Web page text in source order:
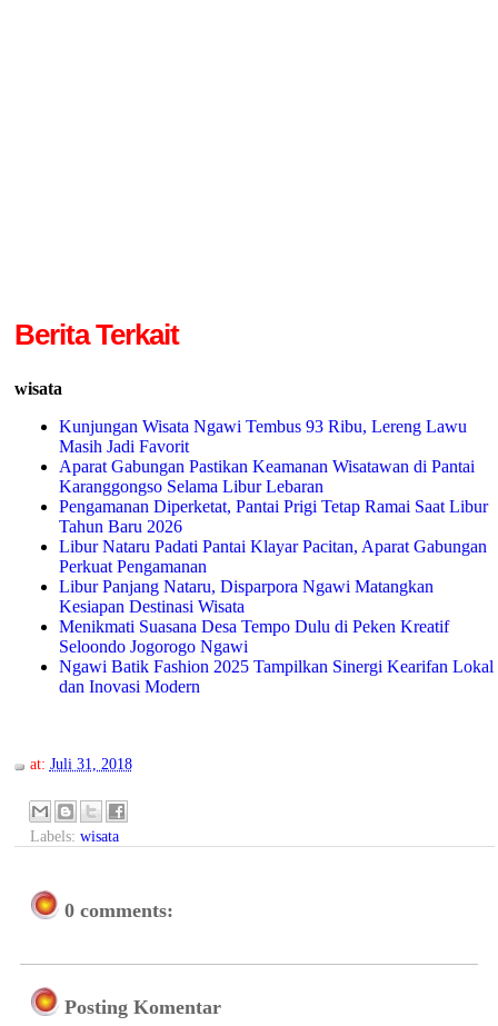
Berita Terkait
wisata
Kunjungan Wisata Ngawi Tembus 93 Ribu, Lereng Lawu
Masih Jadi Favorit
Aparat Gabungan Pastikan Keamanan Wisatawan di Pantai
Karanggongso Selama Libur Lebaran
Pengamanan Diperketat, Pantai Prigi Tetap Ramai Saat Libur
Tahun Baru 2026
Libur Nataru Padati Pantai Klayar Pacitan, Aparat Gabungan
Perkuat Pengamanan
Libur Panjang Nataru, Disparpora Ngawi Matangkan
Kesiapan Destinasi Wisata
Menikmati Suasana Desa Tempo Dulu di Peken Kreatif
Seloondo Jogorogo Ngawi
Ngawi Batik Fashion 2025 Tampilkan Sinergi Kearifan Lokal
dan Inovasi Modern
at: Juli 31, 2018
Labels: wisata
0 comments:
Posting Komentar